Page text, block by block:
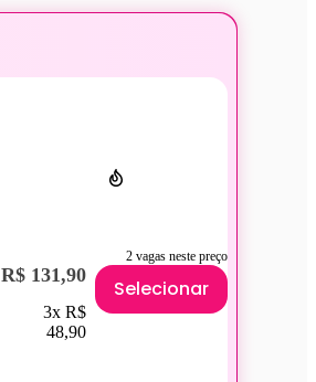
2 vagas neste preço
R$ 131,90
3x R$
48,90
Selecionar